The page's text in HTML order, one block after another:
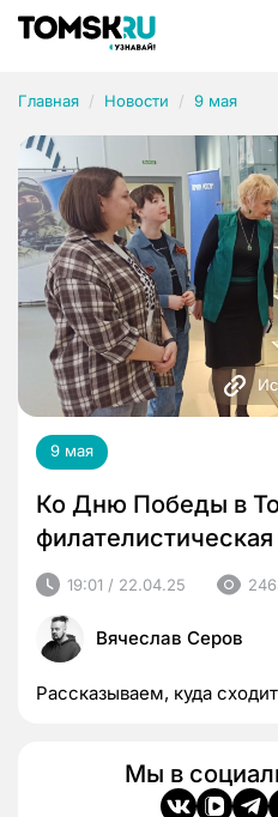
Главная Новости 9 мая
9 мая
Ко Дню Победы в
19:01 / 22.04.25
Вячеслав Серов
Рассказываем, куда
Мы в